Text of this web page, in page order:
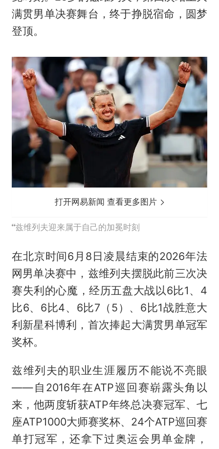
满贯男单决赛舞台，终于挣脱宿命，圆梦
登顶。
打开网易新闻 查看更多图片
兹维列夫迎来属于自己的加冕时刻
在北京时间6月8日凌晨结束的2026年法
网男单决赛中，兹维列夫摆脱此前三次决
赛失利的心魔，经历五盘大战以6比1、4
比6、6比4、6比7（5）、6比1战胜意大
利新星科博利，首次捧起大满贯男单冠军
奖杯。
兹维列夫的职业生涯履历不能说不亮眼
——自2016年在ATP巡回赛崭露头角以
来，他两度斩获ATP年终总决赛冠军、七
座ATP1000大师赛奖杯、24个ATP巡回赛
单打冠军，还拿下过奥运会男单金牌，